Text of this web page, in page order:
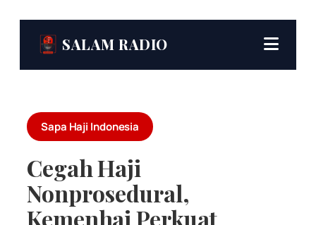
SALAM RADIO
Sapa Haji Indonesia
Cegah Haji
Nonprosedural,
Kemenhaj Perkuat